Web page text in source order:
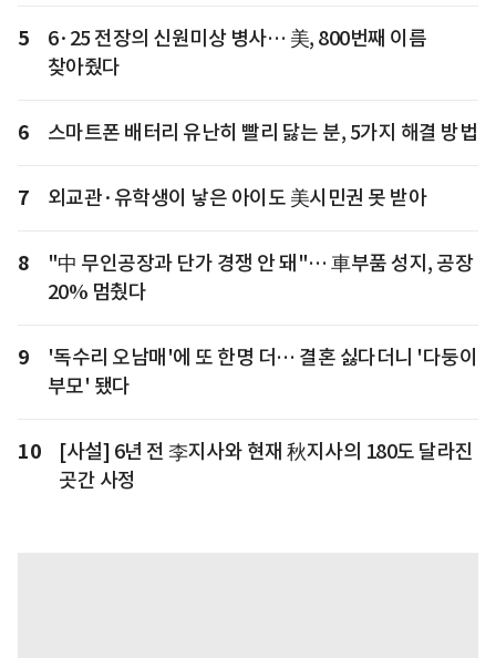
5
6·25 전장의 신원미상 병사… 美, 800번째 이름
찾아줬다
6 스마트폰 배터리 유난히 빨리 닳는 분, 5가지 해결 방법
7 외교관·유학생이 낳은 아이도 美시민권 못 받아
8
"中 무인공장과 단가 경쟁 안 돼"… 車부품 성지, 공장
20% 멈췄다
9
'독수리 오남매'에 또 한명 더… 결혼 싫다더니 '다둥이
부모' 됐다
10
[사설] 6년 전 李지사와 현재 秋지사의 180도 달라진
곳간 사정